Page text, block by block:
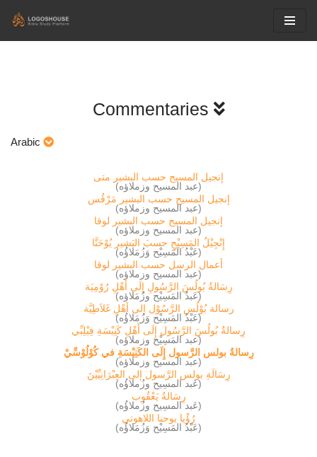
Commentaries
Arabic
إنجيل المسيح حسب البشير متى
(عبد المسيح وزملاؤه)
إنجيل المسيح حسب البشير مَرْقُس
(عبد المسيح وزملاؤه)
إنجيل المسيح حسب البشير لوقا
(عبد المسيح وزملاؤه)
إِنْجِيْلُ المَسِيْحِِِ حسبَ البَشير يُوْحَنَّا
(عَبْدُ المَسِيْح وَزُمَلاؤُه)
أعمال الرسل حسب البشير لوقا
(عبد المسيح وزملاؤه)
رِسَالةُ بُولُسَ الرَّسُولِ إِلَى أَهْلِ رُوْمِيَة
(عَبدُ المَسِيْح وزُمَلاؤه)
رسالة بُوْلُس الرَّسُوْل إلى أهْلِ غَلاَطِيَّة
(عَبْدُ المَسِيْح وَزُمَلاؤُه)
رِسالةُ بُولُسَ الرَّسُول إِلَى أَهْلِ كَنِيْسَةِ فِيْلِبِّي
(عبد المَسِيْح وزملاؤه)
رِسالةُ بولس الرَّسول إِلَى الكَنِيْسَةِ في كُوْلُوْسِّيْ
(عبد المسيح وزملاؤه)
رِسَالَةِ بولس الرَّسول إلى العِبْرَانِيِّيْنَ
(عَبد المسِيح وزُملاؤُه)
رِسَالةُ يَعْقُوب
(عَبد المسِيح وزُملاؤُه)
رُؤْيا يوحنا اللاهوتي
(عَبْدُ المَسِيْح وَزُمَلاؤُه)